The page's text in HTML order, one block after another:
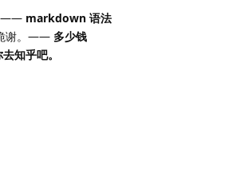
—— markdown 语法
谢。—— 多少钱
知乎吧。